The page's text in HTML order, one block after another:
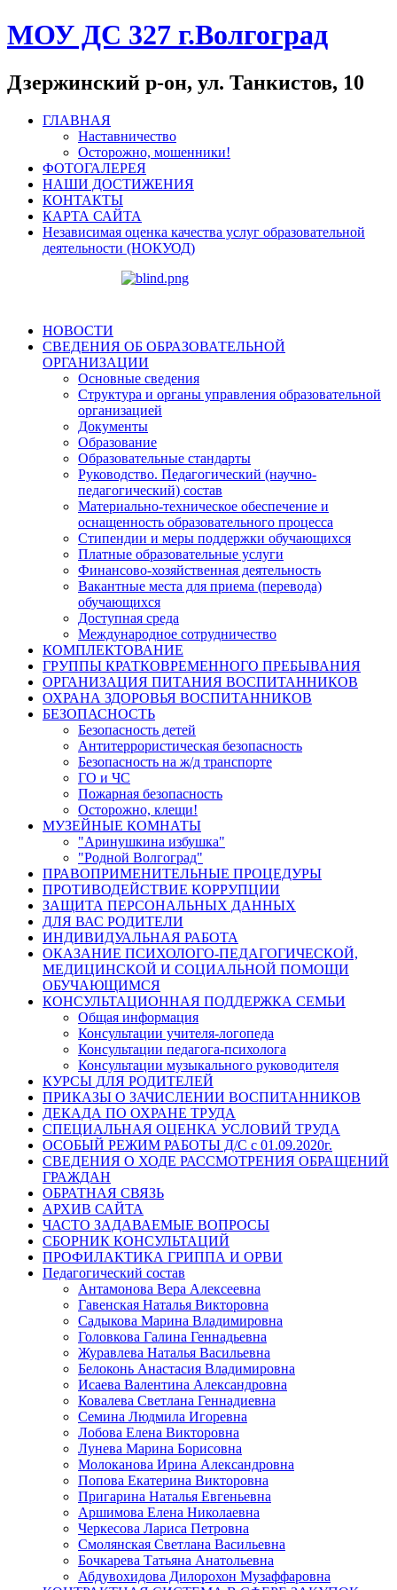
МОУ ДС 327 г.Волгоград
Дзержинский р-он, ул. Танкистов, 10
ГЛАВНАЯ
Наставничество
Осторожно, мошенники!
ФОТОГАЛЕРЕЯ
НАШИ ДОСТИЖЕНИЯ
КОНТАКТЫ
КАРТА САЙТА
Независимая оценка качества услуг образовательной
деятельности (НОКУОД)
НОВОСТИ
СВЕДЕНИЯ ОБ ОБРАЗОВАТЕЛЬНОЙ
ОРГАНИЗАЦИИ
Основные сведения
Структура и органы управления образовательной
организацией
Документы
Образование
Образовательные стандарты
Руководство. Педагогический (научно-
педагогический) состав
Материально-техническое обеспечение и
оснащенность образовательного процесса
Стипендии и меры поддержки обучающихся
Платные образовательные услуги
Финансово-хозяйственная деятельность
Вакантные места для приема (перевода)
обучающихся
Доступная среда
Международное сотрудничество
КОМПЛЕКТОВАНИЕ
ГРУППЫ КРАТКОВРЕМЕННОГО ПРЕБЫВАНИЯ
ОРГАНИЗАЦИЯ ПИТАНИЯ ВОСПИТАННИКОВ
ОХРАНА ЗДОРОВЬЯ ВОСПИТАННИКОВ
БЕЗОПАСНОСТЬ
Безопасность детей
Антитеррористическая безопасность
Безопасность на ж/д транспорте
ГО и ЧС
Пожарная безопасность
Осторожно, клещи!
МУЗЕЙНЫЕ КОМНАТЫ
"Аринушкина избушка"
"Родной Волгоград"
ПРАВОПРИМЕНИТЕЛЬНЫЕ ПРОЦЕДУРЫ
ПРОТИВОДЕЙСТВИЕ КОРРУПЦИИ
ЗАЩИТА ПЕРСОНАЛЬНЫХ ДАННЫХ
ДЛЯ ВАС РОДИТЕЛИ
ИНДИВИДУАЛЬНАЯ РАБОТА
ОКАЗАНИЕ ПСИХОЛОГО-ПЕДАГОГИЧЕСКОЙ,
МЕДИЦИНСКОЙ И СОЦИАЛЬНОЙ ПОМОЩИ
ОБУЧАЮЩИМСЯ
КОНСУЛЬТАЦИОННАЯ ПОДДЕРЖКА СЕМЬИ
Общая информация
Консультации учителя-логопеда
Консультации педагога-психолога
Консультации музыкального руководителя
КУРСЫ ДЛЯ РОДИТЕЛЕЙ
ПРИКАЗЫ О ЗАЧИСЛЕНИИ ВОСПИТАННИКОВ
ДЕКАДА ПО ОХРАНЕ ТРУДА
СПЕЦИАЛЬНАЯ ОЦЕНКА УСЛОВИЙ ТРУДА
ОСОБЫЙ РЕЖИМ РАБОТЫ Д/С с 01.09.2020г.
СВЕДЕНИЯ О ХОДЕ РАССМОТРЕНИЯ ОБРАЩЕНИЙ
ГРАЖДАН
ОБРАТНАЯ СВЯЗЬ
АРХИВ САЙТА
ЧАСТО ЗАДАВАЕМЫЕ ВОПРОСЫ
СБОРНИК КОНСУЛЬТАЦИЙ
ПРОФИЛАКТИКА ГРИППА И ОРВИ
Педагогический состав
Антамонова Вера Алексеевна
Гавенская Наталья Викторовна
Садыкова Марина Владимировна
Головкова Галина Геннадьевна
Журавлева Наталья Васильевна
Белоконь Анастасия Владимировна
Исаева Валентина Александровна
Ковалева Светлана Геннадиевна
Семина Людмила Игоревна
Лобова Елена Викторовна
Лунева Марина Борисовна
Молоканова Ирина Александровна
Попова Екатерина Викторовна
Пригарина Наталья Евгеньевна
Аршимова Елена Николаевна
Черкесова Лариса Петровна
Смолянская Светлана Васильевна
Бочкарева Татьяна Анатольевна
Абдувохидова Дилорохон Музаффаровна